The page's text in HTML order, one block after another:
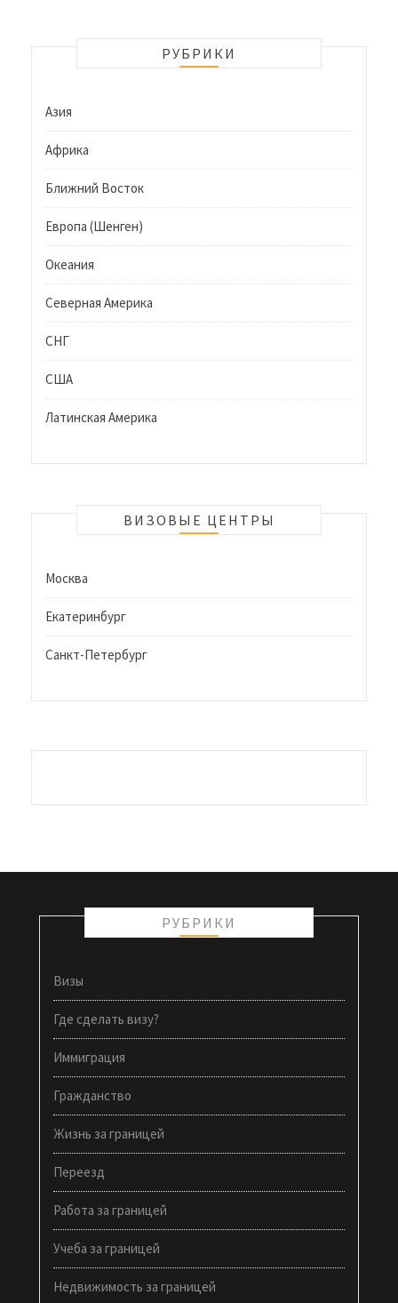
РУБРИКИ
Азия
Африка
Ближний Восток
Европа (Шенген)
Океания
Северная Америка
СНГ
США
Латинская Америка
ВИЗОВЫЕ ЦЕНТРЫ
Москва
Екатеринбург
Санкт-Петербург
РУБРИКИ
Визы
Где сделать визу?
Иммиграция
Гражданство
Жизнь за границей
Переезд
Работа за границей
Учеба за границей
Недвижимость за границей